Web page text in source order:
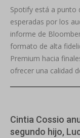
09-
Spotify está a punto
esperadas por los
informe de
formato de alta
Premium hacia
ofrecer una calidad
Cintia Cossio
segundo hijo,